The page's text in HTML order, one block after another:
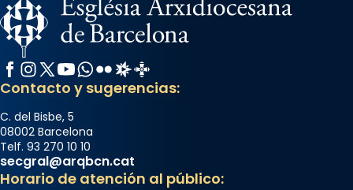
Facebook
Instagram
X / Twitter
YouTube
WhatsApp
FlickrRadio Estel
Catalunya Cristiana
Contacto y sugerencias:
C. del Bisbe, 5
08002 Barcelona
Telf. 93 270 10 10
secgral@arqbcn.cat
Horario de atención al público: